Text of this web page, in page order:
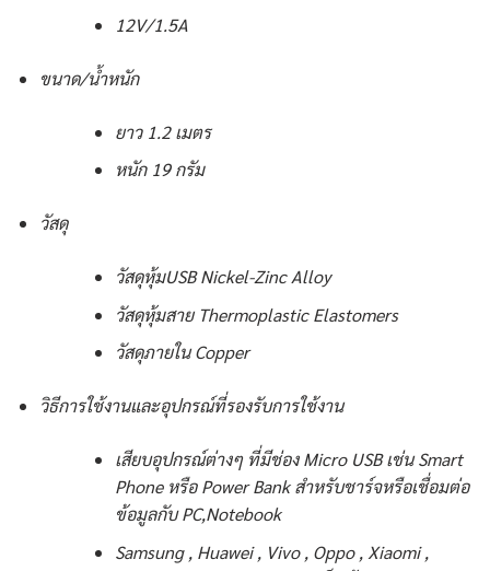
12V/1.5A
ขนาด/น้ำหนัก
ยาว 1.2 เมตร
หนัก 19 กรัม
วัสดุ
วัสดุหุ้มUSB Nickel-Zinc Alloy
วัสดุหุ้มสาย Thermoplastic Elastomers
วัสดุภายใน Copper
วิธีการใช้งานและอุปกรณ์ที่รองรับการใช้งาน
เสียบอุปกรณ์ต่างๆ ที่มีช่อง Micro USB เช่น Smart
Phone หรือ Power Bank สำหรับชาร์จหรือเชื่อมต่อ
ข้อมูลกับ PC,Notebook
Samsung , Huawei , Vivo , Oppo , Xiaomi ,